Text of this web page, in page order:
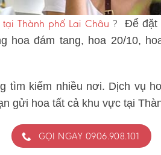
Thành phố Lai Châu ?Để đặt
hoa đám tang, hoa 20/10,
tìm kiếm nhiều nơi. Dịch vụ
gửi hoa tất cả khu vực tại
GỌI NGAY 0906.908.101